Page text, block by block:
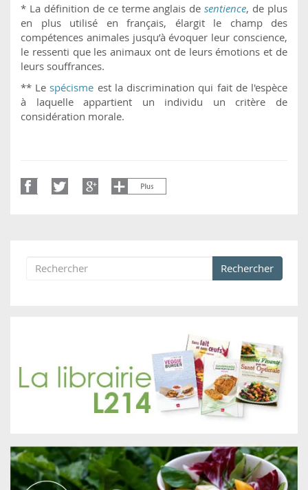
* La définition de ce terme anglais desentience, de plus
en plus utilisé en français, élargit le champ des
compétences animales jusqu’à évoquer leur conscience,
le ressenti que les animaux ont de leurs émotions et de
leurs souffrances.
** Le spécisme est la discrimination qui fait de l'espèce
à laquelle appartient un individu un critère de
considération morale.
Formulaire de recherche
Rechercher